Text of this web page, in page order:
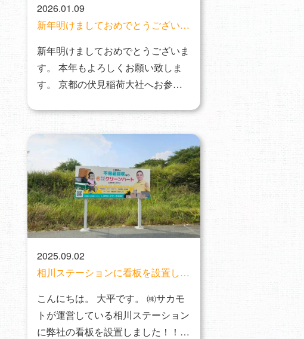
2026.01.09
新年明けましておめでとうございま
新年明けましておめでとうございま
す。 本年もよろしくお願い致しま
す。 京都の伏見稲荷大社へお参り
2025.09.02
相川ステーションに看板を設置しま
こんにちは。 大平です。 ㈱サカモ
トが運営している相川ステーション
に弊社の看板を設置しました！！